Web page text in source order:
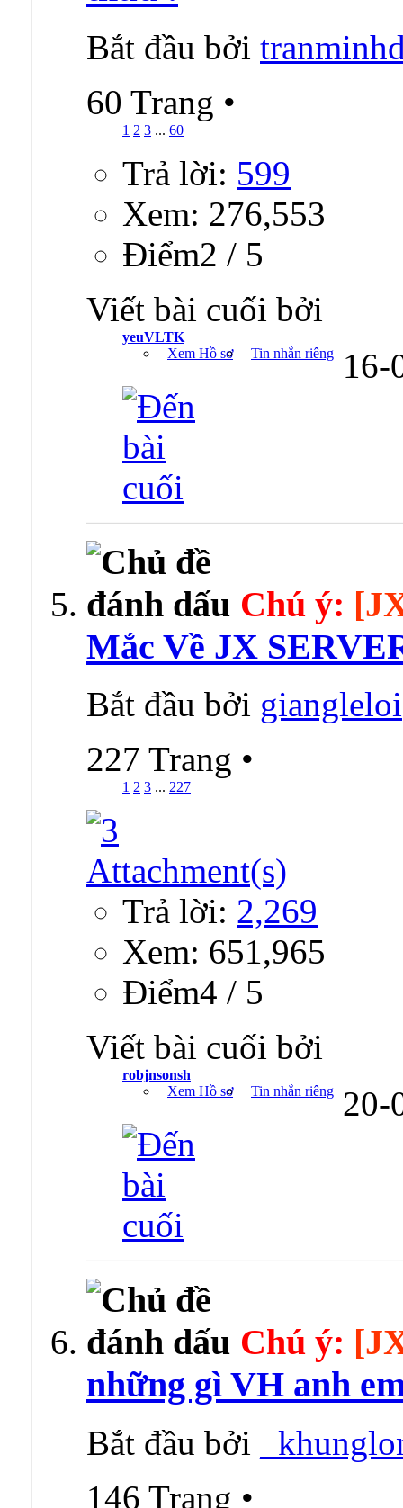
Bắt đầu bởi
60 Trang •
1 2 3 ... 60
Trả lời: 599
Xem: 276,553
Ðiểm2 / 5
Viết bài cuối bởi
yeuVLTK
Xem Hồ sơ
Tin nhắn riêng
Chú ý:
Mắc Về JX
Bắt đầu bởi giangleloi
227 Trang •
1 2 3 ... 227
Trả lời: 2,269
Xem: 651,965
Ðiểm4 / 5
Viết bài cuối bởi
robjnsonsh
Xem Hồ sơ
Tin nhắn riêng 20-
Chú ý:
những gì VH anh
Bắt đầu bởi
146 Trang •